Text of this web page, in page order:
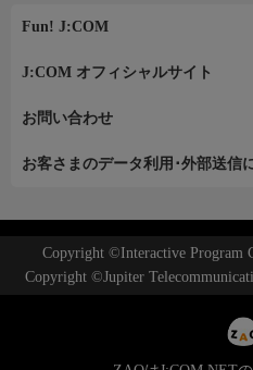
Fun! J:COM
J:COM オフィシャルサイト
お問い合わせ
お客さまのデータ利用･外部送信
Copyright ©Interactive Program
Copyright ©Jupiter